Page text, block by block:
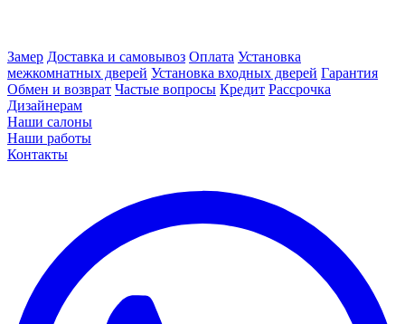
Замер Доставка и самовывоз Оплата Установка
межкомнатных дверей Установка входных дверей Гарантия
Обмен и возврат Частые вопросы Кредит Рассрочка
Дизайнерам
Наши салоны
Наши работы
Контакты